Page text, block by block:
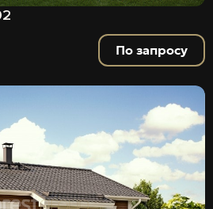
По запросу